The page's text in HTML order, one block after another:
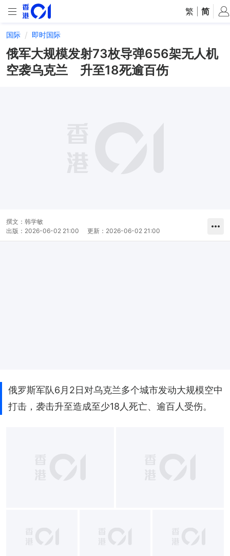
繁 简
国际 即时国际
俄军大规模发射73枚导弹656架无人机
空袭乌克兰 升至18死逾百伤
撰文： 韩学敏
出版： 2026-06-02 21:00 更新： 2026-06-02 21:00
俄罗斯军队6月2日对乌克兰多个城市发动大规模空中
打击，袭击升至造成至少18人死亡、逾百人受伤。